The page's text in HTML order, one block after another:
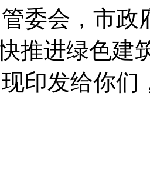
委会，市政
快推进绿色
印发给你们